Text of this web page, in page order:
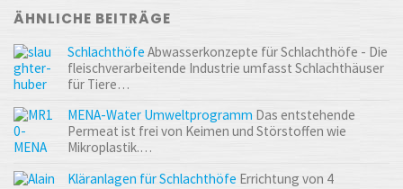
ÄHNLICHE BEITRÄGE
Schlachthöfe Abwasserkonzepte für Schlachthöfe - Die
fleischverarbeitende Industrie umfasst Schlachthäuser
für Tiere…
MENA-Water Umweltprogramm Das entstehende
Permeat ist frei von Keimen und Störstoffen wie
Mikroplastik.…
Kläranlagen für Schlachthöfe Errichtung von 4